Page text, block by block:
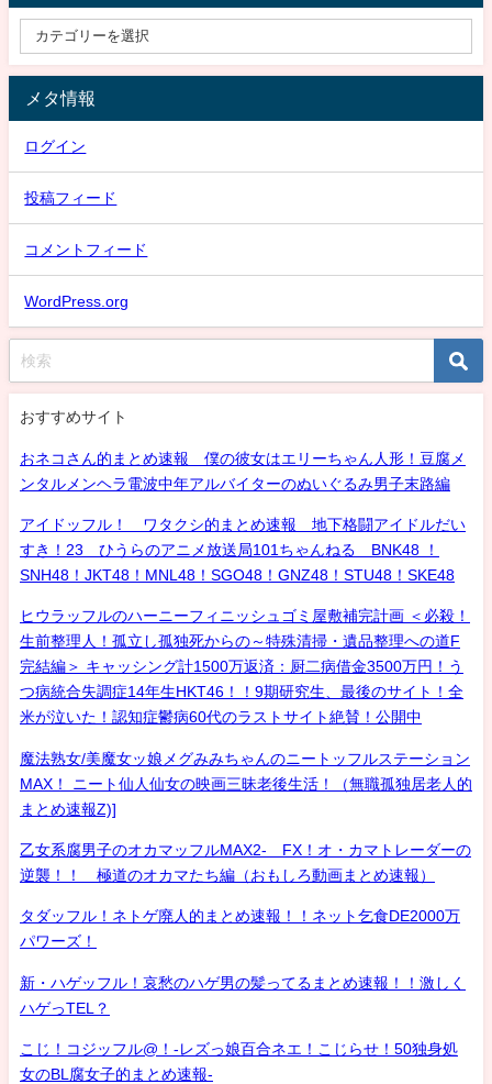
メタ情報
ログイン
投稿フィード
コメントフィード
WordPress.org
おすすめサイト
おネコさん的まとめ速報 僕の彼女はエリーちゃん人形！豆腐メ
ンタルメンヘラ電波中年アルバイターのぬいぐるみ男子末路編
アイドッフル！ ワタクシ的まとめ速報 地下格闘アイドルだい
すき！23 ひうらのアニメ放送局101ちゃんねる BNK48 ！
SNH48！JKT48！MNL48！SGO48！GNZ48！STU48！SKE48
ヒウラッフルのハーニーフィニッシュゴミ屋敷補完計画 ＜必殺！
生前整理人！孤立し孤独死からの～特殊清掃・遺品整理への道F
完結編＞ キャッシング計1500万返済：厨二病借金3500万円！う
つ病統合失調症14年生HKT46！！9期研究生、最後のサイト！全
米が泣いた！認知症鬱病60代のラストサイト絶賛！公開中
魔法熟女/美魔女ッ娘メグみみちゃんのニートッフルステーション
MAX！ ニート仙人仙女の映画三昧老後生活！（無職孤独居老人的
まとめ速報Z)]
乙女系腐男子のオカマッフルMAX2- FX！オ・カマトレーダーの
逆襲！！ 極道のオカマたち編（おもしろ動画まとめ速報）
タダッフル！ネトゲ廃人的まとめ速報！！ネット乞食DE2000万
パワーズ！
新・ハゲッフル！哀愁のハゲ男の髪ってるまとめ速報！！激しく
ハゲっTEL？
こじ！コジッフル@！-レズっ娘百合ネエ！こじらせ！50独身処
女のBL腐女子的まとめ速報-